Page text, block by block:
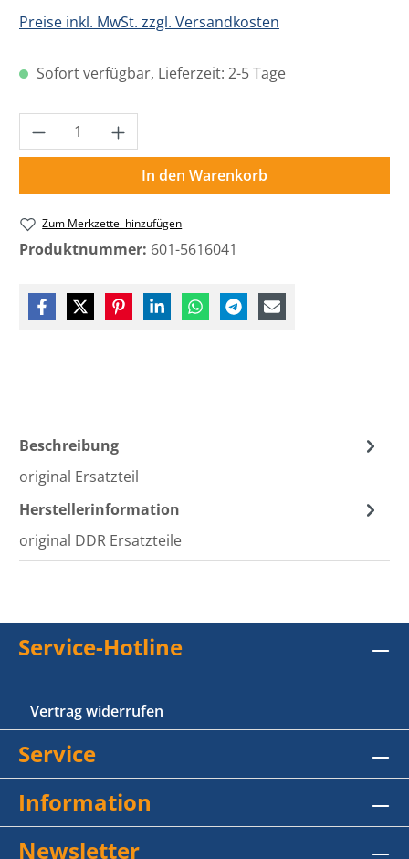
Preise inkl. MwSt. zzgl. Versandkosten
Sofort verfügbar, Lieferzeit: 2-5 Tage
Produkt Anzahl: Gib den gewünschten
In den Warenkorb
Zum Merkzettel hinzufügen
Produktnummer: 601-5616041
Beschreibung
original Ersatzteil
Herstellerinformation
original DDR Ersatzteile
Service-Hotline
Vertrag widerrufen
Service
Information
Newsletter